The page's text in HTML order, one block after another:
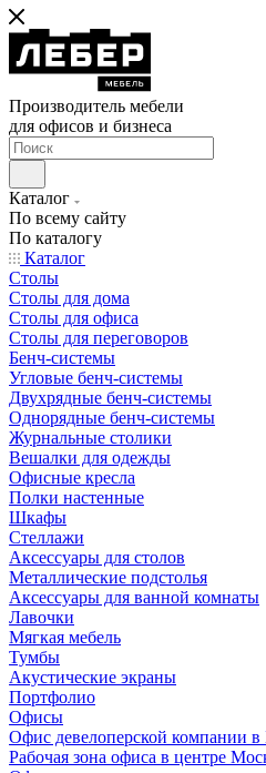
Производитель мебели
для офисов и бизнеса
Каталог
По всему сайту
По каталогу
Каталог
Столы
Столы для дома
Столы для офиса
Столы для переговоров
Бенч-системы
Угловые бенч-системы
Двухрядные бенч-системы
Однорядные бенч-системы
Журнальные столики
Вешалки для одежды
Офисные кресла
Полки настенные
Шкафы
Стеллажи
Аксессуары для столов
Металлические подстолья
Аксессуары для ванной комнаты
Лавочки
Мягкая мебель
Тумбы
Акустические экраны
Портфолио
Офисы
Офис девелоперской компании
Рабочая зона офиса в центре